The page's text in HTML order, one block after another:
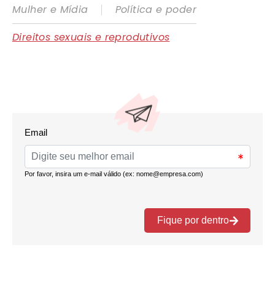
Mulher e Mídia
|
Política e poder
Direitos sexuais e reprodutivos